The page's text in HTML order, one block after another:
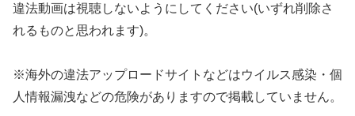
違法動画は視聴しないようにしてください(いずれ削除さ
れるものと思われます)。
※海外の違法アップロードサイトなどはウイルス感染・個
人情報漏洩などの危険がありますので掲載していません。